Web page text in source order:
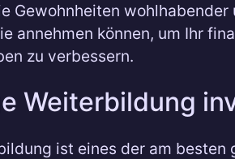
Gewohnheiten
annehmen können, um Ihr
zu verbessern.
Weiterbildung
ist eines der am besten